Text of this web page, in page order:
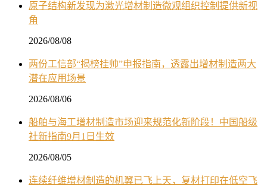
原子结构新发现为激光增材制造微观组织控制提供新视
角
2026/08/08
两份工信部“揭榜挂帅”申报指南，透露出增材制造两大
潜在应用场景
2026/08/06
船舶与海工增材制造市场迎来规范化新阶段！中国船级
社新指南9月1日生效
2026/08/05
连续纤维增材制造的机翼已飞上天，复材打印在低空飞